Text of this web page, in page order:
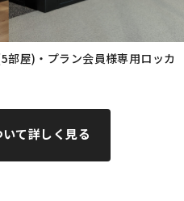
部屋)・プラン会員様専用ロッカ
て詳しく見る